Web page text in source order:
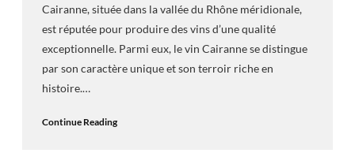
Cairanne, située dans la vallée du Rhône méridionale,
est réputée pour produire des vins d’une qualité
exceptionnelle. Parmi eux, le vin Cairanne se distingue
par son caractère unique et son terroir riche en
histoire.…
Continue Reading